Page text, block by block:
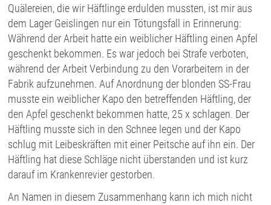
Quälereien, die wir Häftlinge erdulden mussten, ist mir aus
dem Lager Geislingen nur ein Tötungsfall in Erinnerung:
Während der Arbeit hatte ein weiblicher Häftling einen Apfel
geschenkt bekommen. Es war jedoch bei Strafe verboten,
während der Arbeit Verbindung zu den Vorarbeitern in der
Fabrik aufzunehmen. Auf Anordnung der blonden SS-Frau
musste ein weiblicher Kapo den betreffenden Häftling, der
den Apfel geschenkt bekommen hatte, 25 x schlagen. Der
Häftling musste sich in den Schnee legen und der Kapo
schlug mit Leibeskräften mit einer Peitsche auf ihn ein. Der
Häftling hat diese Schläge nicht überstanden und ist kurz
darauf im Krankenrevier gestorben.
An Namen in diesem Zusammenhang kann ich mich nicht